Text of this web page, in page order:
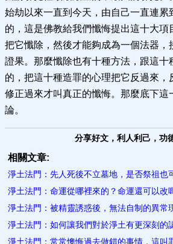
始劫以來一直到今天，由自己一直連累
的，這是佛教給我們懺悔提出這十大項
把它懺除，然後才能夠成為一個法器，
證果。那麼懺除也有十種方法，跟這十
的，把這十種造罪的心理把它反過來，
修正過來才叫真正的懺悔。那麼底下這
論。
分享好文，利人利己，功
相關文章:
淨土法門：先人死後不立墓地，是否祭祖也
淨土法門：命運從哪裡來的？命運還可以改
淨土法門：被精靈誘惑後，無法自制的異常
淨土法門：如何讓我們對於淨土有更深刻的
淨土法門：常常懊悔過去做錯的事情，這叫